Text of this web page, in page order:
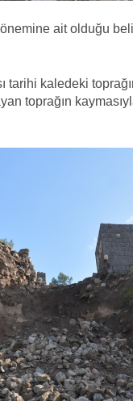
ait olduğu
tarihi kaledeki
toprağın